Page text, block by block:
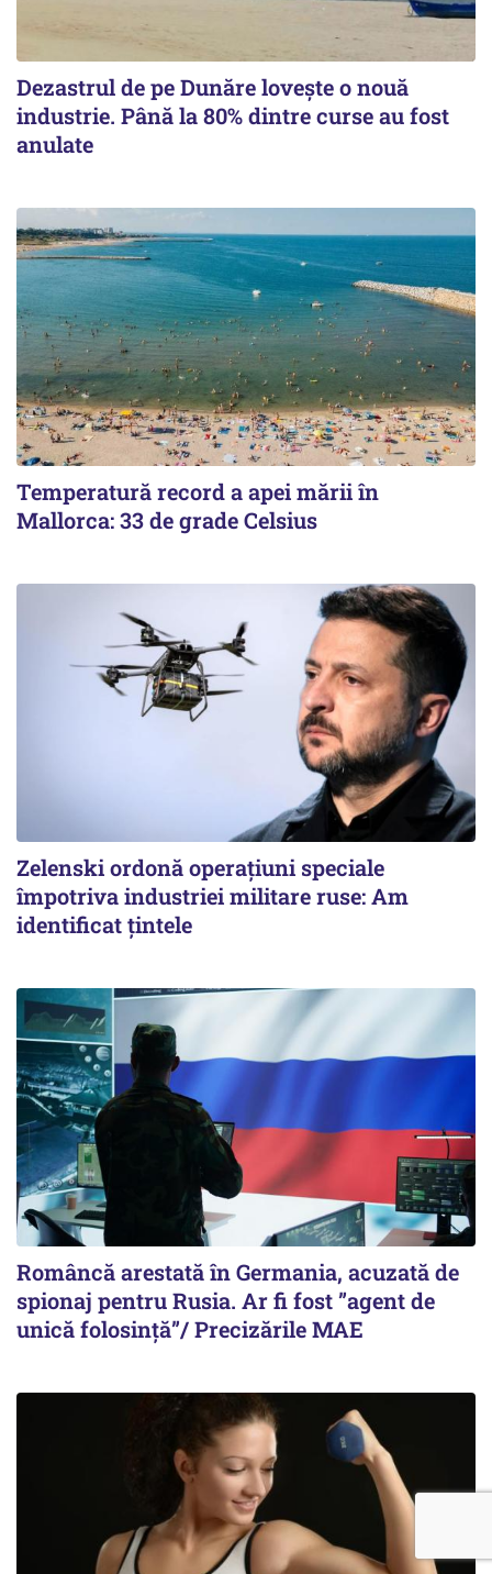
Dezastrul de pe Dunăre lovește o nouă
industrie. Până la 80% dintre curse au fost
anulate
Temperatură record a apei mării în
Mallorca: 33 de grade Celsius
Zelenski ordonă operațiuni speciale
împotriva industriei militare ruse: Am
identificat țintele
Româncă arestată în Germania, acuzată de
spionaj pentru Rusia. Ar fi fost ”agent de
unică folosință”/ Precizările MAE